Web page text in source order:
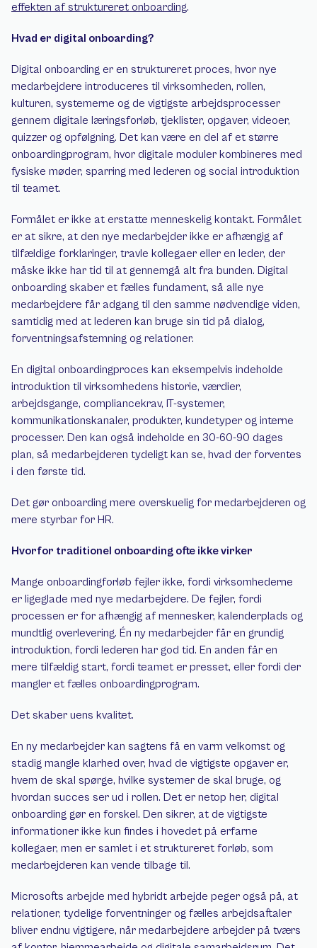
effekten af struktureret onboarding.
Hvad er digital onboarding?
Digital onboarding er en struktureret proces, hvor nye
medarbejdere introduceres til virksomheden, rollen,
kulturen, systemerne og de vigtigste arbejdsprocesser
gennem digitale læringsforløb, tjeklister, opgaver, videoer,
quizzer og opfølgning. Det kan være en del af et større
onboardingprogram, hvor digitale moduler kombineres med
fysiske møder, sparring med lederen og social introduktion
til teamet.
Formålet er ikke at erstatte menneskelig kontakt. Formålet
er at sikre, at den nye medarbejder ikke er afhængig af
tilfældige forklaringer, travle kollegaer eller en leder, der
måske ikke har tid til at gennemgå alt fra bunden. Digital
onboarding skaber et fælles fundament, så alle nye
medarbejdere får adgang til den samme nødvendige viden,
samtidig med at lederen kan bruge sin tid på dialog,
forventningsafstemning og relationer.
En digital onboardingproces kan eksempelvis indeholde
introduktion til virksomhedens historie, værdier,
arbejdsgange, compliancekrav, IT-systemer,
kommunikationskanaler, produkter, kundetyper og interne
processer. Den kan også indeholde en 30-60-90 dages
plan, så medarbejderen tydeligt kan se, hvad der forventes
i den første tid.
Det gør onboarding mere overskuelig for medarbejderen og
mere styrbar for HR.
Hvorfor traditionel onboarding ofte ikke virker
Mange onboardingforløb fejler ikke, fordi virksomhederne
er ligeglade med nye medarbejdere. De fejler, fordi
processen er for afhængig af mennesker, kalenderplads og
mundtlig overlevering. Én ny medarbejder får en grundig
introduktion, fordi lederen har god tid. En anden får en
mere tilfældig start, fordi teamet er presset, eller fordi der
mangler et fælles onboardingprogram.
Det skaber uens kvalitet.
En ny medarbejder kan sagtens få en varm velkomst og
stadig mangle klarhed over, hvad de vigtigste opgaver er,
hvem de skal spørge, hvilke systemer de skal bruge, og
hvordan succes ser ud i rollen. Det er netop her, digital
onboarding gør en forskel. Den sikrer, at de vigtigste
informationer ikke kun findes i hovedet på erfarne
kollegaer, men er samlet i et struktureret forløb, som
medarbejderen kan vende tilbage til.
Microsofts arbejde med hybridt arbejde peger også på, at
relationer, tydelige forventninger og fælles arbejdsaftaler
bliver endnu vigtigere, når medarbejdere arbejder på tværs